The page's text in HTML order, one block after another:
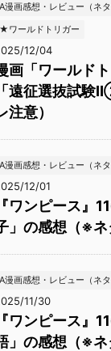
A漫画感想・レビュー（ネタ
★ワールドトリガー
12/04
画「ワールド
「遠征選抜試
注意）
A漫画感想・レビュー（ネタ
12/01
『ワンピース』
」の感想（※ネ
A漫画感想・レビュー（ネタ
11/30
『ワンピース』
」の感想（※ネ